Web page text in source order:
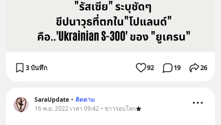
3 บันทึก 92 19 26
SaraUpdate • ติดตาม
16 พ.ย. 2022 เวลา 09:42 • ข่าวรอบโลก